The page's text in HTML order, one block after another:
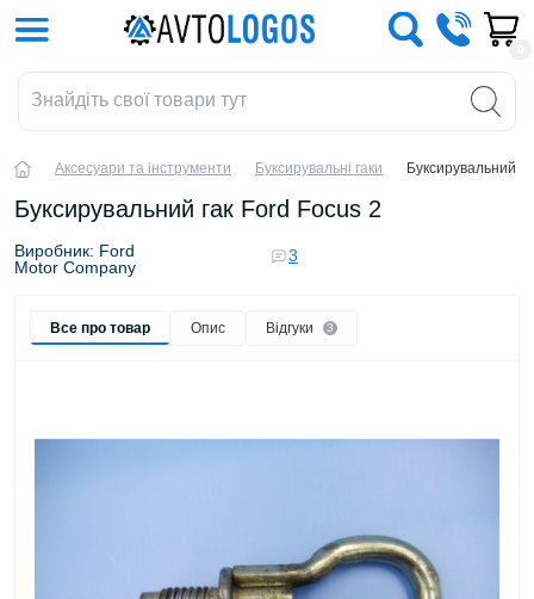
Аксесуари та інструменти Буксирувальні гаки Буксирувальний
Буксирувальний гак Ford Focus 2
Виробник: Ford
Motor Company
3
Все про товар Опис Відгуки 3